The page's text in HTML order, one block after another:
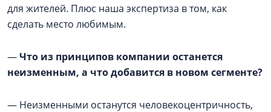
для жителей. Плюс наша экспертиза в том, как
сделать место любимым.
—Что из принципов компании останется
неизменным, а что добавится в новом сегменте?
— Неизменными останутся человекоцентричность,